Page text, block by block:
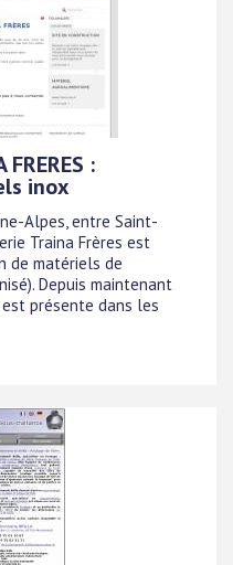
:
inox
Alpes, entre Saint-
Traina Frères est
de matériels de
Depuis maintenant
présente dans les